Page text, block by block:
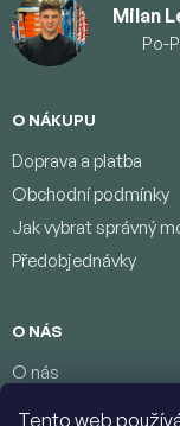
Tento web
Milan
Po-
O NÁKUPU
Doprava a platba
Obchodní podmínky
Jak vybrat správný
Předobjednávky
O NÁS
O nás